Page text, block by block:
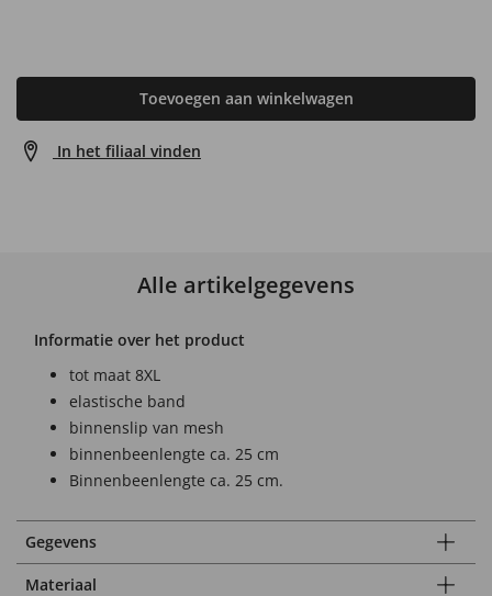
Toevoegen aan winkelwagen
In het filiaal vinden
Alle artikelgegevens
Informatie over het product
tot maat 8XL
elastische band
binnenslip van mesh
binnenbeenlengte ca. 25 cm
Binnenbeenlengte ca. 25 cm.
Gegevens
Materiaal